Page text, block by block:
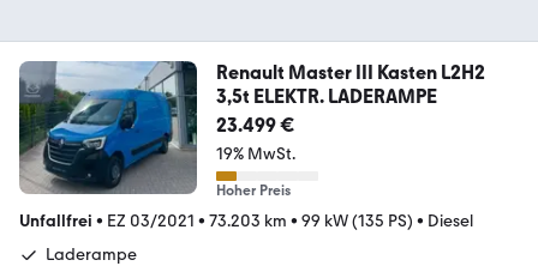
Renault Master III Kasten L2H2
3,5t ELEKTR. LADERAMPE
23.499 €
19% MwSt.
Hoher Preis
Unfallfrei • EZ 03/2021 • 73.203 km • 99 kW (135 PS) • Diesel
Laderampe